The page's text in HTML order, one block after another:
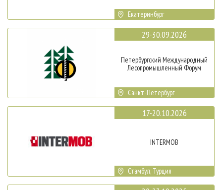
Екатеринбург
29-30.09.2026
Петербургский Международный
Лесопромышленный Форум
Санкт-Петербург
17-20.10.2026
INTERMOB
Стамбул, Турция